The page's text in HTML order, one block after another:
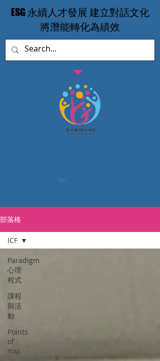
​ESG 永續人才發展 建立對話文化
​將潛能轉化為績效
部落格
Paradigm
心理
程式
課程
與活
動
Points
of
You
ICF